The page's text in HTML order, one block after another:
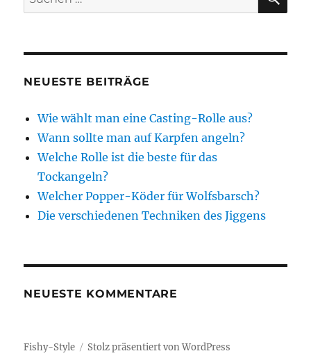
nach:
NEUESTE BEITRÄGE
Wie wählt man eine Casting-Rolle aus?
Wann sollte man auf Karpfen angeln?
Welche Rolle ist die beste für das
Tockangeln?
Welcher Popper-Köder für Wolfsbarsch?
Die verschiedenen Techniken des Jiggens
NEUESTE KOMMENTARE
Fishy-Style Stolz präsentiert von WordPress